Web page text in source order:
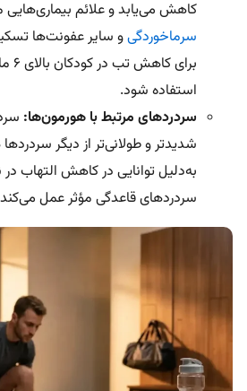
کاهش می‌‎یابد و علائم بیماری‌هایی مانند آنفلوآنزا،
سرماخوردگیو سایر عفونت‌ها
استفاده شود.
سردردهای مرتبط با هورمون‌ها:
شدیدتر و طولانی‌تر از دیگر
به‌دلیل توانایی در کاهش التهاب
سردردهای قاعدگی مؤثر عمل